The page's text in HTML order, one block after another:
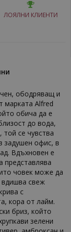
ЛОЯЛНИ КЛИЕНТИ
ободряващ и
марката Alfred
обича да е
до вода,
се чувства
задушен офис, в
Вдъхновен е
представлява
човек може да
вдишва свеж
с
кора от лайм.
бриз, който
зелени